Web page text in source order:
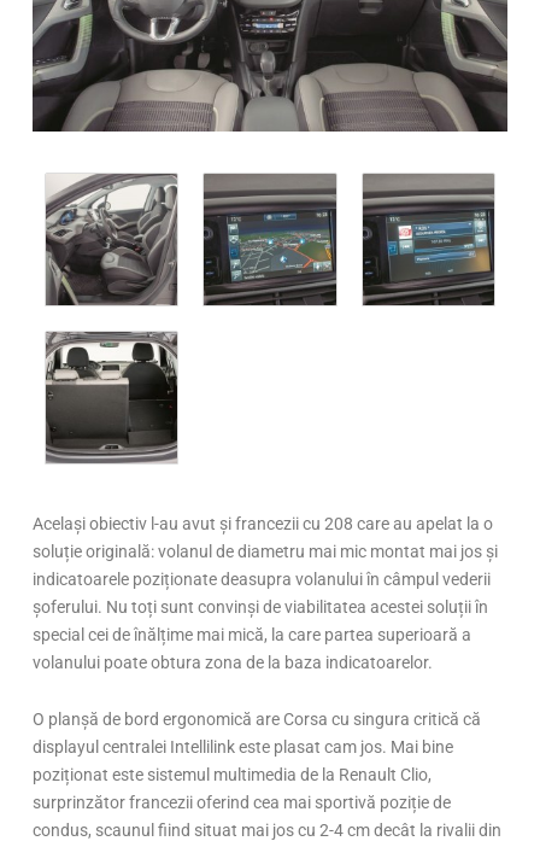
Același obiectiv l-au avut și francezii cu 208 care au apelat la o
soluție originală: volanul de diametru mai mic montat mai jos și
indicatoarele poziționate deasupra volanului în câmpul vederii
șoferului. Nu toți sunt convinși de viabilitatea acestei soluții în
special cei de înălțime mai mică, la care partea superioară a
volanului poate obtura zona de la baza indicatoarelor.
O planșă de bord ergonomică are Corsa cu singura critică că
displayul centralei Intellilink este plasat cam jos. Mai bine
poziționat este sistemul multimedia de la Renault Clio,
surprinzător francezii oferind cea mai sportivă poziție de
condus, scaunul fiind situat mai jos cu 2-4 cm decât la rivalii din